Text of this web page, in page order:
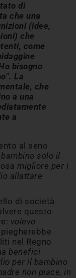
di
che una
(idee,
che
come
bisogno
La
che
a una
a
al seno
solo il
migliore per i
allattare
di società
questo
volevo
nel Regno
benefici
per il bambino
non piace, in